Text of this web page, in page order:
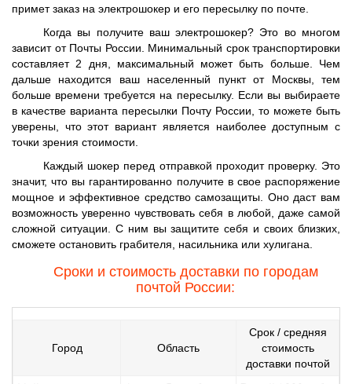
примет заказ на электрошокер и его пересылку по почте.
Когда вы получите ваш электрошокер? Это во многом
зависит от Почты России. Минимальный срок транспортировки
составляет 2 дня, максимальный может быть больше. Чем
дальше находится ваш населенный пункт от Москвы, тем
больше времени требуется на пересылку. Если вы выбираете
в качестве варианта пересылки Почту России, то можете быть
уверены, что этот вариант является наиболее доступным с
точки зрения стоимости.
Каждый шокер перед отправкой проходит проверку. Это
значит, что вы гарантированно получите в свое распоряжение
мощное и эффективное средство самозащиты. Оно даст вам
возможность уверенно чувствовать себя в любой, даже самой
сложной ситуации. С ним вы защитите себя и своих близких,
сможете остановить грабителя, насильника или хулигана.
Сроки и стоимость доставки по городам
почтой России:
Город Область
Срок / средняя
стоимость
доставки почтой